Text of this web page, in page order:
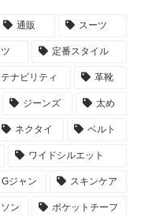
通販 スーツ
定番スタイル
ナビリティ 革靴
ジーンズ 太め
ネクタイ ベルト
ワイドシルエット
Gジャン スキンケア
ン ポケットチーフ